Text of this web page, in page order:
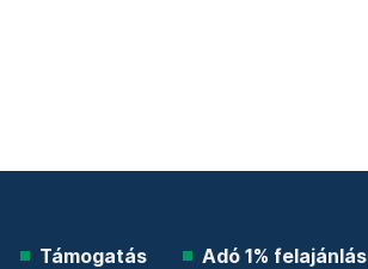
Támogatás Adó 1% felajánlás